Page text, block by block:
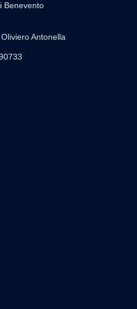
Benevento
Antonella